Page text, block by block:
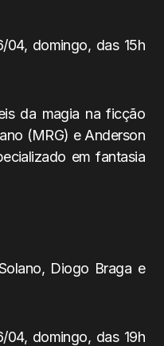
04, domingo, das 15h
da magia na ficção
(MRG) e Anderson
em fantasia
Diogo Braga e
04, domingo, das 19h